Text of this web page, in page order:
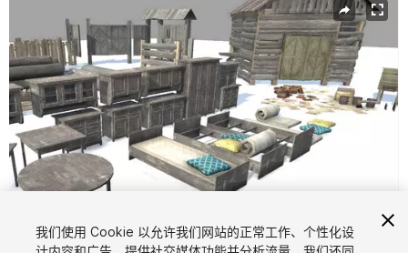
我们使用 Cookie 以允许我们网站的正常工作、个性化设